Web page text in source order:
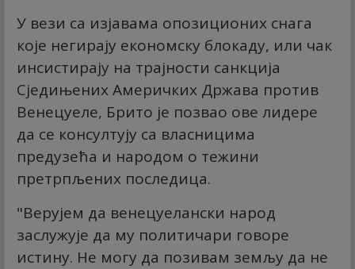
У вези са изјавама опозиционих снага
које негирају економску блокаду, или чак
инсистирају на трајности санкција
Сједињених Америчких Држава против
Венецуеле, Брито је позвао ове лидере
да се консултују са власницима
предузећа и народом о тежини
претрпљених последица.
"Верујем да венецуелански народ
заслужује да му политичари говоре
истину. Не могу да позивам земљу да не